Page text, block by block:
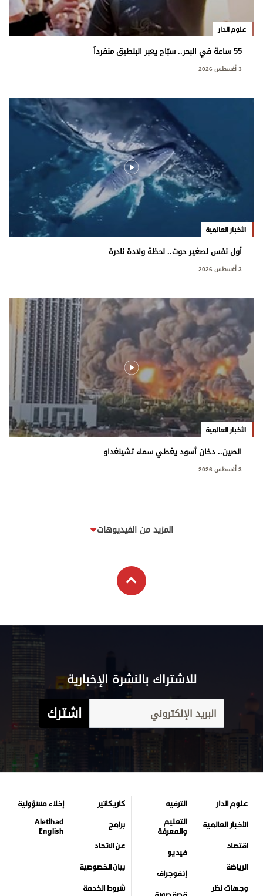
علوم الدار
55 ساعة في البحر.. سبّاح يعبر البلطيق منفرداً
3 أغسطس 2026
الأخبار العالمية
أول نفس لصغير حوت.. لحظة ولادة نادرة
3 أغسطس 2026
الأخبار العالمية
الصين.. دخان أسود يغطي سماء تشينغداو
3 أغسطس 2026
المزيد من الفيديوهات
للاشتراك بالنشرة الإخبارية
اشترك
علوم الدار
الأخبار العالمية
اقتصاد
الرياضة
وجهات نظر
الترفيه
التعليم
والمعرفة
فيديو
إنفوجراف
كاريكاتير
برامج
عن الاتحاد
بيان الخصوصية
شروط الخدمة
إخلاء مسؤولية
Aletihad
English